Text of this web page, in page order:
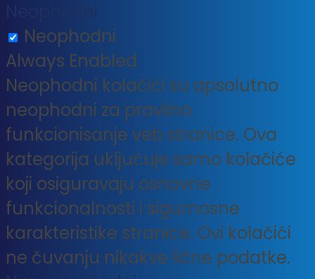
Neophodni
Always Enabled
Neophodni kolačići su apsolutno
neophodni za pravilno
funkcionisanje veb stranice. Ova
kategorija uključuje samo kolačiće
koji osiguravaju osnovne
funkcionalnosti i sigurnosne
karakteristike stranice. Ovi kolačići
ne čuvanju nikakve lične podatke.